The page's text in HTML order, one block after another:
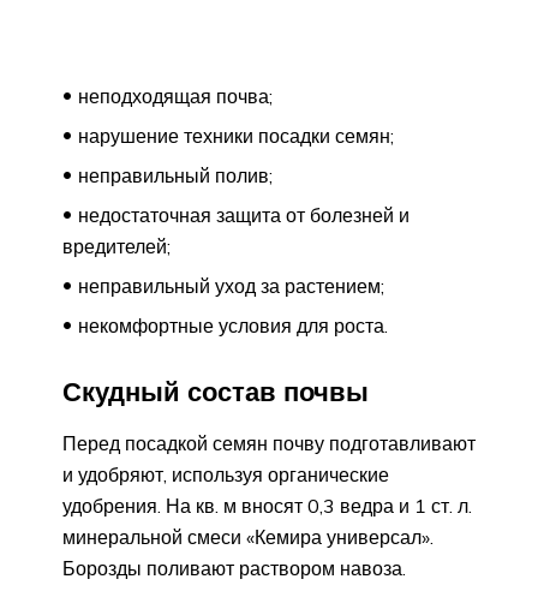
неподходящая почва;
нарушение техники посадки семян;
неправильный полив;
недостаточная защита от болезней и
вредителей;
неправильный уход за растением;
некомфортные условия для роста.
Скудный состав почвы
Перед посадкой семян почву подготавливают
и удобряют, используя органические
удобрения. На кв. м вносят 0,3 ведра и 1 ст. л.
минеральной смеси «Кемира универсал».
Борозды поливают раствором навоза.